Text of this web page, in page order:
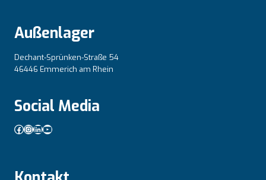
Außenlager
Dechant-Sprünken-Straße 54
46446 Emmerich am Rhein
Social Media
Facebook
Instagram
LinkedIn
YouTube